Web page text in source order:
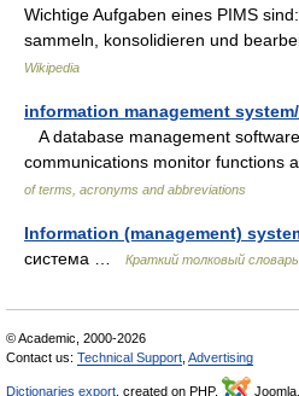
Wichtige Aufgaben eines PIMS
sammeln, konsolidieren und
Wikipedia
information management
A database management
communications monitor
of terms, acronyms and abbreviations
Information (management)
система …
Краткий толковый
© Academic, 2000-2026
Contact us: Technical Support Advertising
Dictionaries export , created on PHP, Joomla,